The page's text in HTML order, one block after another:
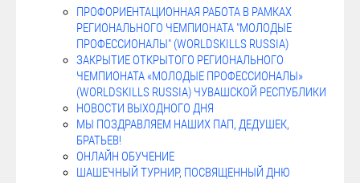
ПРОФОРИЕНТАЦИОННАЯ РАБОТА В РАМКАХ
РЕГИОНАЛЬНОГО ЧЕМПИОНАТА "МОЛОДЫЕ
ПРОФЕССИОНАЛЫ" (WORLDSKILLS RUSSIA)
ЗАКРЫТИЕ ОТКРЫТОГО РЕГИОНАЛЬНОГО
ЧЕМПИОНАТА «МОЛОДЫЕ ПРОФЕССИОНАЛЫ»
(WORLDSKILLS RUSSIA) ЧУВАШСКОЙ РЕСПУБЛИКИ
НОВОСТИ ВЫХОДНОГО ДНЯ
МЫ ПОЗДРАВЛЯЕМ НАШИХ ПАП, ДЕДУШЕК,
БРАТЬЕВ!
ОНЛАЙН ОБУЧЕНИЕ
ШАШЕЧНЫЙ ТУРНИР, ПОСВЯЩЕННЫЙ ДНЮ